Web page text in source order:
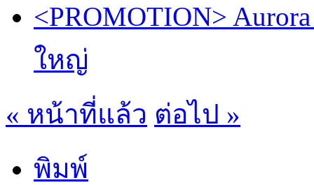
<PROMOTION>
ใหญ่
« หน้าที่แล้ว ต่อไป »
พิมพ์